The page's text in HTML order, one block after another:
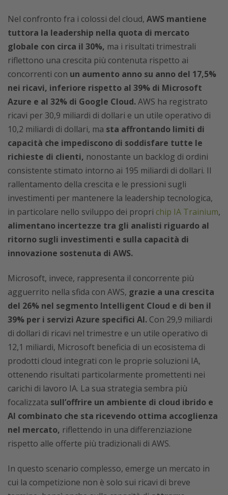
Nel confronto fra i colossi del cloud, AWS mantiene
tuttora la leadership nella quota di mercato
globale con circa il 30%, ma i risultati trimestrali
riflettono una crescita più contenuta rispetto ai
concorrenti con un aumento anno su anno del 17,5%
nei ricavi, inferiore rispetto al 39% di Microsoft
Azure e al 32% di Google Cloud.AWS ha registrato
ricavi per 30,9 miliardi di dollari e un utile operativo di
10,2 miliardi di dollari, ma sta affrontando limiti di
capacità che impediscono di soddisfare tutte le
richieste di clienti, nonostante un backlog di ordini
consistente stimato intorno ai 195 miliardi di dollari. Il
rallentamento della crescita e le pressioni sugli
investimenti per mantenere la leadership tecnologica,
in particolare nello sviluppo dei propri chip IA Trainium,
alimentano incertezze tra gli analisti riguardo al
ritorno sugli investimenti e sulla capacità di
innovazione sostenuta di AWS.
Microsoft, invece, rappresenta il concorrente più
agguerrito nella sfida con AWS, grazie a una crescita
del 26% nel segmento Intelligent Cloud e di ben il
39% per i servizi Azure specifici AI. Con 29,9 miliardi
di dollari di ricavi nel trimestre e un utile operativo di
12,1 miliardi, Microsoft beneficia di un ecosistema di
prodotti cloud integrati con le proprie soluzioni IA,
ottenendo risultati particolarmente promettenti nei
carichi di lavoro IA. La sua strategia sembra più
focalizzata sull’offrire un ambiente di cloud ibrido e
AI combinato che sta ricevendo ottima accoglienza
nel mercato, riflettendo in una differenziazione
rispetto alle offerte più tradizionali di AWS.
In questo scenario complesso, emerge un mercato in
cui la competizione non è solo sui ricavi di breve